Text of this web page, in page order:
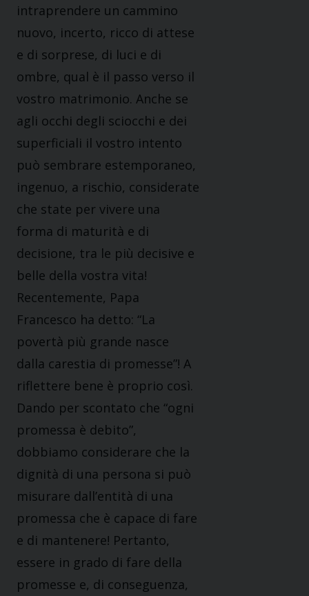
intraprendere un cammino
nuovo, incerto, ricco di attese
e di sorprese, di luci e di
ombre, qual è il passo verso il
vostro matrimonio. Anche se
agli occhi degli sciocchi e dei
superficiali il vostro intento
può sembrare estemporaneo,
ingenuo, a rischio, considerate
che state per vivere una
forma di maturità e di
decisione, tra le più decisive e
belle della vostra vita!
Recentemente, Papa
Francesco ha detto: “La
povertà più grande nasce
dalla carestia di promesse”! A
riflettere bene è proprio così.
Dando per scontato che “ogni
promessa è debito”,
dobbiamo considerare che la
dignità di una persona si può
misurare dall’entità di una
promessa che è capace di fare
e di mantenere! Pertanto,
essere in grado di fare della
promesse e, di conseguenza,